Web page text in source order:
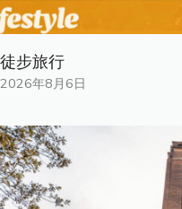
徒步旅行
2026年8月6日